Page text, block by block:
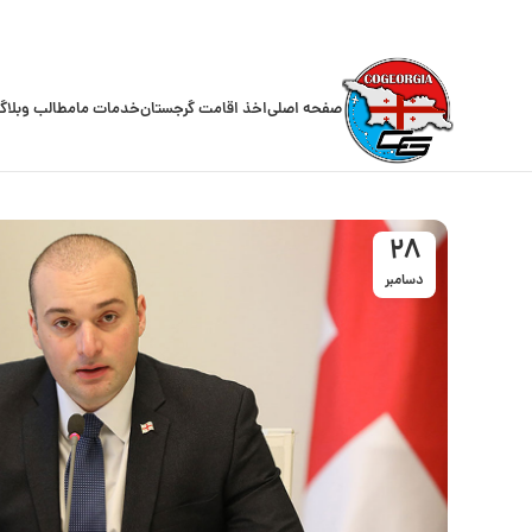
صفحه اصلیاخذ اقامت گرجستانخدمات مامطالب
28
دسامبر